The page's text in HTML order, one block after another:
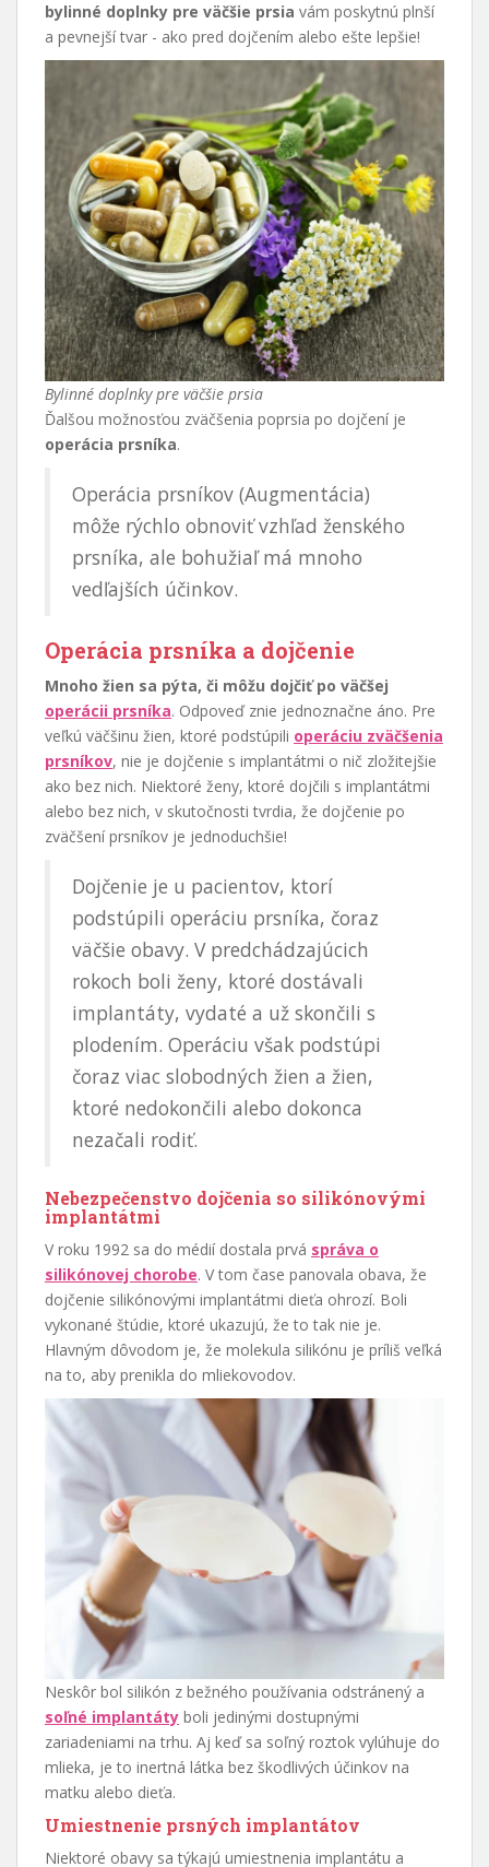
bylinné doplnky pre väčšie prsia vám poskytnú plnší
a pevnejší tvar - ako pred dojčením alebo ešte lepšie!
Bylinné doplnky pre väčšie prsia
Ďalšou možnosťou zväčšenia poprsia po dojčení je
operácia prsníka.
Operácia prsníkov (Augmentácia)
môže rýchlo obnoviť vzhľad ženského
prsníka, ale bohužiaľ má mnoho
vedľajších účinkov.
Operácia prsníka a dojčenie
Mnoho žien sa pýta, či môžu dojčiť po väčšej
operácii prsníka. Odpoveď znie jednoznačne áno. Pre
veľkú väčšinu žien, ktoré podstúpili operáciu zväčšenia
prsníkov, nie je dojčenie s implantátmi o nič zložitejšie
ako bez nich. Niektoré ženy, ktoré dojčili s implantátmi
alebo bez nich, v skutočnosti tvrdia, že dojčenie po
zväčšení prsníkov je jednoduchšie!
Dojčenie je u pacientov, ktorí
podstúpili operáciu prsníka, čoraz
väčšie obavy. V predchádzajúcich
rokoch boli ženy, ktoré dostávali
implantáty, vydaté a už skončili s
plodením. Operáciu však podstúpi
čoraz viac slobodných žien a žien,
ktoré nedokončili alebo dokonca
nezačali rodiť.
Nebezpečenstvo dojčenia so silikónovými
implantátmi
V roku 1992 sa do médií dostala prvá správa o
silikónovej chorobe. V tom čase panovala obava, že
dojčenie silikónovými implantátmi dieťa ohrozí. Boli
vykonané štúdie, ktoré ukazujú, že to tak nie je.
Hlavným dôvodom je, že molekula silikónu je príliš veľká
na to, aby prenikla do mliekovodov.
Neskôr bol silikón z bežného používania odstránený a
soľné implantáty boli jedinými dostupnými
zariadeniami na trhu. Aj keď sa soľný roztok vylúhuje do
mlieka, je to inertná látka bez škodlivých účinkov na
matku alebo dieťa.
Umiestnenie prsných implantátov
Niektoré obavy sa týkajú umiestnenia implantátu a